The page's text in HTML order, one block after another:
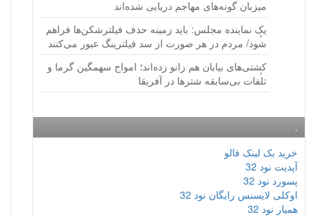
میزبان گونه‌های مهاجم دریایی شده‌اند
یک نماینده مجلس: باید زمینه حذف فیلترشکن‌ها فراهم
شود/ مردم در هر صورت از سد فیلترینگ عبور می‌کنند
کشتی‌های بیابان هم زانو زده‌اند؛ امواج سهمگین گرما و
تلفات بی‌سابقه شترها در آفریقا
.
خرید بک لینک فالو
آپدیت نود 32
پسورد نود 32
اوکلی لایسنس رایگان نود 32
همیار نود 32